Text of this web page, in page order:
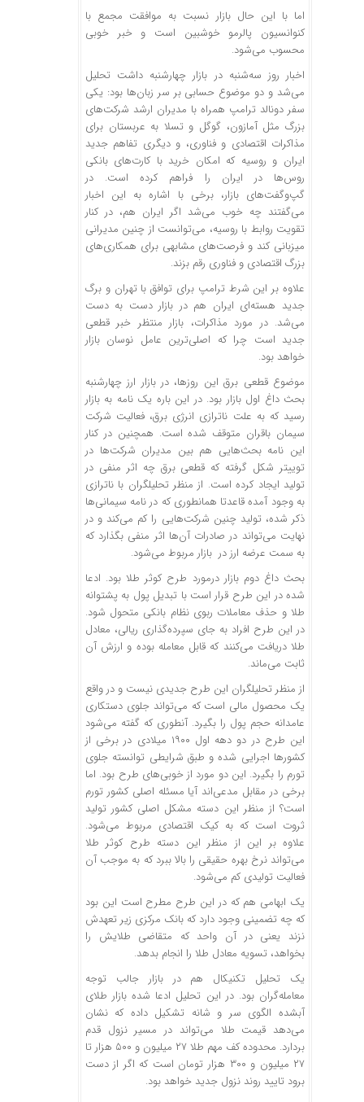
اما با این حال بازار نسبت به موافقت مجمع با
کنوانسیون پالرمو خوشبین است و خبر خوبی
محسوب می‌شود.
اخبار روز سه‌شنبه در بازار چهارشنبه داشت تحلیل
می‌شد و دو موضوع حسابی بر سر زبان‌ها بود: یکی
سفر دونالد ترامپ همراه با مدیران ارشد شرکت‌های
بزرگ مثل آمازون، گوگل و تسلا به عربستان برای
مذاکرات اقتصادی و فناوری، و دیگری تفاهم جدید
ایران و روسیه که امکان خرید با کارت‌های بانکی
روس‌ها در ایران را فراهم کرده است. در
گپ‌وگفت‌های بازار، برخی با اشاره به این اخبار
می‌گفتند چه خوب می‌شد اگر ایران هم، در کنار
تقویت روابط با روسیه، می‌توانست از چنین مدیرانی
میزبانی کند و فرصت‌های مشابهی برای همکاری‌های
بزرگ اقتصادی و فناوری رقم بزند.
علاوه بر این شرط ترامپ برای توافق با تهران و برگ
جدید هسته‌ای ایران هم در بازار دست به دست
می‌شد. در مورد مذاکرات، بازار منتظر خبر قطعی
جدید است چرا که اصلی‌ترین عامل نوسان بازار
خواهد بود.
موضوع قطعی برق این روزها، در بازار ارز چهارشنبه
بحث داغ اول بازار بود. در این باره یک نامه به بازار
رسید که به علت ناترازی انرژی برق، فعالیت شرکت
سیمان باقران متوقف شده است. همچنین در کنار
این نامه بحث‌هایی هم بین مدیران شرکت‌ها در
توییتر شکل گرفته که قطعی برق چه اثر منفی در
تولید ایجاد کرده است. از منظر تحلیلگران با ناترازی
به وجود آمده قاعدتا همانطوری که در نامه سیمانی‌ها
ذکر شده، تولید چنین شرکت‌هایی را کم می‌کند و در
نهایت می‌تواند در صادرات آن‌ها اثر منفی بگذارد که
به سمت عرضه ارز در بازار مربوط می‌شود.
بحث داغ دوم بازار درمورد طرح کوثر طلا بود. ادعا
شده در این طرح قرار است با تبدیل پول به پشتوانه
طلا و حذف معاملات ربوی نظام بانکی متحول شود.
در این طرح افراد به جای سپرده‌گذاری ریالی، معادل
طلا دریافت می‌کنند که قابل معامله بوده و ارزش آن
ثابت می‌ماند.
از منظر تحلیلگران این طرح جدیدی نیست و در واقع
یک محصول مالی است که می‌تواند جلوی دستکاری
عامدانه حجم پول را بگیرد. آنطوری که گفته می‌شود
این طرح در دو دهه اول ۱۹۰۰ میلادی در برخی از
کشورها اجرایی شده و طبق شرایطی توانسته جلوی
تورم را بگیرد. این دو مورد از خوبی‌های طرح بود. اما
برخی در مقابل مدعی‌اند آیا مسئله اصلی کشور تورم
است؟ از منظر این دسته مشکل اصلی کشور تولید
ثروت است که به کیک اقتصادی مربوط می‌شود.
علاوه بر این از منظر این دسته طرح کوثر طلا
می‌تواند نرخ بهره حقیقی را بالا ببرد که به موجب آن
فعالیت تولیدی کم می‌شود.
یک ابهامی هم که در این طرح مطرح است این بود
که چه تضمینی وجود دارد که بانک مرکزی زیر تعهدش
نزند یعنی در آن واحد که متقاضی طلایش را
بخواهد، تسویه معادل طلا را انجام بدهد.
یک تحلیل تکنیکال هم در بازار جالب توجه
معامله‌گران بود. در این تحلیل ادعا شده بازار طلای
آبشده الگوی سر و شانه تشکیل داده که نشان
می‌دهد قیمت طلا می‌تواند در مسیر نزول قدم
بردارد. محدوده کف مهم طلا ۲۷ میلیون و ۵۰۰ هزار تا
۲۷ میلیون و ۳۰۰ هزار تومان است که اگر از دست
برود تایید روند نزول جدید خواهد بود.